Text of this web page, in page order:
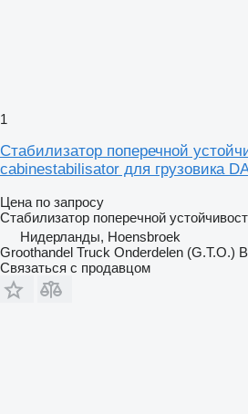
1
Стабилизатор поперечной
cabinestabilisator для грузовика
Цена по запросу
Стабилизатор поперечной
Нидерланды, Hoensbroek
Groothandel Truck Onderdelen (G.T.O.)
Связаться с продавцом